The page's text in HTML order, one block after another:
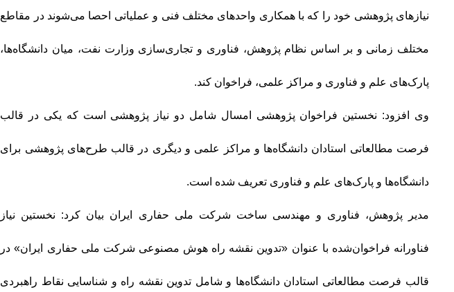
نیازهای پژوهشی خود را که با همکاری واحدهای مختلف فنی و عملیاتی احصا می‌شوند در مقاطع
مختلف زمانی و بر اساس نظام پژوهش، فناوری و تجاری‌سازی وزارت نفت، میان دانشگاه‌ها،
پارک‌های علم و فناوری و مراکز علمی، فراخوان کند.
وی افزود: نخستین فراخوان پژوهشی امسال شامل دو نیاز پژوهشی است که یکی در قالب
فرصت مطالعاتی استادان دانشگاه‌ها و مراکز علمی و دیگری در قالب طرح‌های پژوهشی برای
دانشگاه‌ها و پارک‌های علم و فناوری تعریف شده است.
مدیر پژوهش، فناوری و مهندسی ساخت شرکت ملی حفاری ایران بیان کرد: نخستین نیاز
فناورانه فراخوان‌شده با عنوان «تدوین نقشه راه هوش مصنوعی شرکت ملی حفاری ایران» در
قالب فرصت مطالعاتی استادان دانشگاه‌ها و شامل تدوین نقشه راه و شناسایی نقاط راهبردی